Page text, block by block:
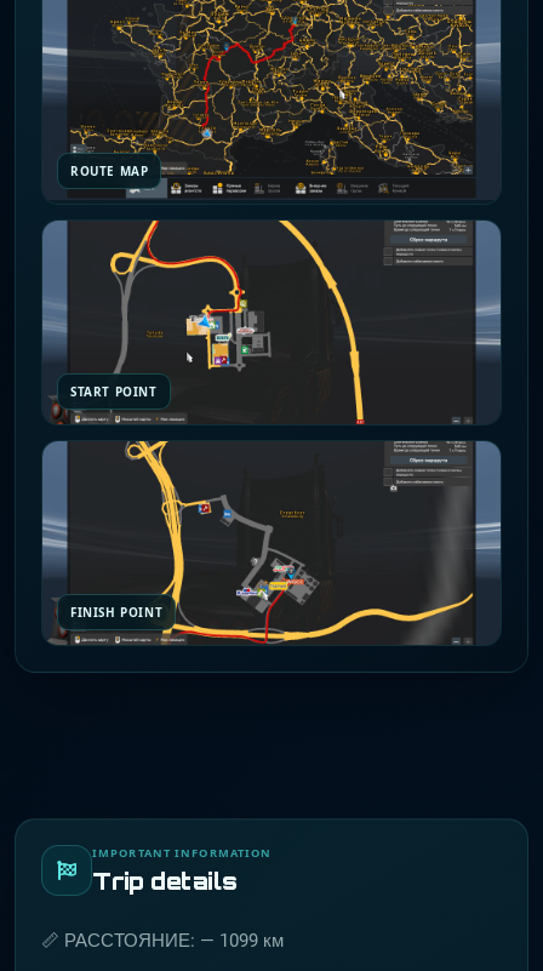
ROUTE MAP
START POINT
FINISH POINT
IMPORTANT INFORMATION
Trip details
📏 РАССТОЯНИЕ: — 1099 км